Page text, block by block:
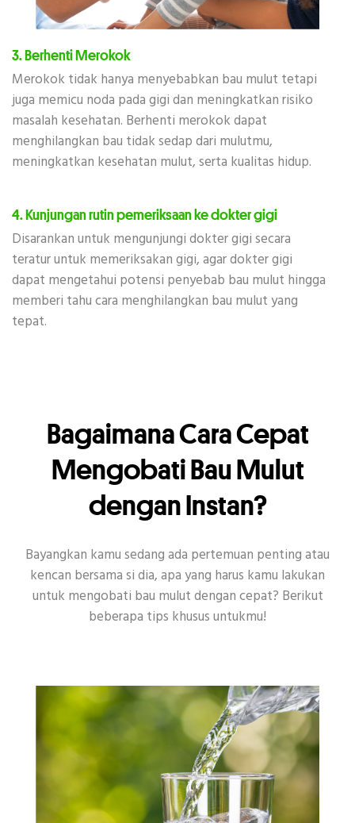
3. Berhenti Merokok
Merokok tidak hanya menyebabkan bau mulut tetapi
juga memicu noda pada gigi dan meningkatkan risiko
masalah kesehatan. Berhenti merokok dapat
menghilangkan bau tidak sedap dari mulutmu,
meningkatkan kesehatan mulut, serta kualitas hidup.
4. Kunjungan rutin pemeriksaan ke dokter gigi
Disarankan untuk mengunjungi dokter gigi secara
teratur untuk memeriksakan gigi, agar dokter gigi
dapat mengetahui potensi penyebab bau mulut hingga
memberi tahu cara menghilangkan bau mulut yang
tepat.
Bagaimana Cara Cepat
Mengobati Bau Mulut
dengan Instan?
Bayangkan kamu sedang ada pertemuan penting atau
kencan bersama si dia, apa yang harus kamu lakukan
untuk mengobati bau mulut dengan cepat? Berikut
beberapa tips khusus untukmu!